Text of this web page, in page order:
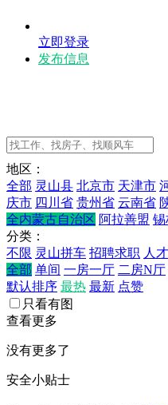
立即登录
发布信息
地区：
全部 灵山县 北京市 天津市
庆市 四川省 贵州省 云南省
全内蒙古自治区 阿拉善盟 锡
分类：
不限 灵山拼车 招聘求职 人
全部 单间 一房一厅 二房N厅
默认排序 最热 最新 点赞
只看有图
查看更多
没有更多了
安全小贴士